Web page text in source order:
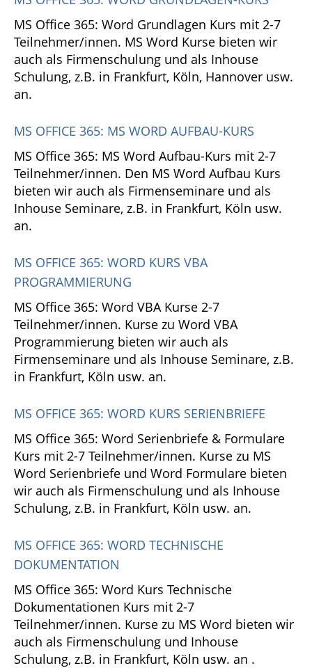
MS Office 365: Word Grundlagen Kurs mit 2-7
Teilnehmer/innen. MS Word Kurse bieten wir
auch als Firmenschulung und als Inhouse
Schulung, z.B. in Frankfurt, Köln, Hannover usw.
an.
MS OFFICE 365: MS WORD AUFBAU-KURS
MS Office 365: MS Word Aufbau-Kurs mit 2-7
Teilnehmer/innen. Den MS Word Aufbau Kurs
bieten wir auch als Firmenseminare und als
Inhouse Seminare, z.B. in Frankfurt, Köln usw.
an.
MS OFFICE 365: WORD KURS VBA
PROGRAMMIERUNG
MS Office 365: Word VBA Kurse 2-7
Teilnehmer/innen. Kurse zu Word VBA
Programmierung bieten wir auch als
Firmenseminare und als Inhouse Seminare, z.B.
in Frankfurt, Köln usw. an.
MS OFFICE 365: WORD KURS SERIENBRIEFE
MS Office 365: Word Serienbriefe & Formulare
Kurs mit 2-7 Teilnehmer/innen. Kurse zu MS
Word Serienbriefe und Word Formulare bieten
wir auch als Firmenschulung und als Inhouse
Schulung, z.B. in Frankfurt, Köln usw. an.
MS OFFICE 365: WORD TECHNISCHE
DOKUMENTATION
MS Office 365: Word Kurs Technische
Dokumentationen Kurs mit 2-7
Teilnehmer/innen. Kurse zu MS Word bieten wir
auch als Firmenschulung und Inhouse
Schulung, z.B. in Frankfurt, Köln usw. an .